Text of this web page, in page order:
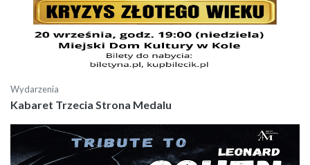
Wydarzenia
Kabaret Trzecia Strona Medalu